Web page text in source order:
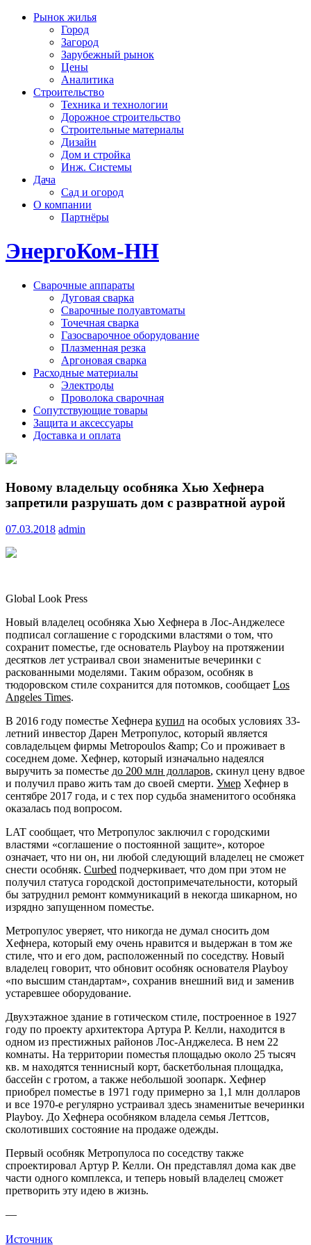
Рынок жилья
Город
Загород
Зарубежный рынок
Цены
Аналитика
Строительство
Техника и технологии
Дорожное строительство
Строительные материалы
Дизайн
Дом и стройка
Инж. Системы
Дача
Сад и огород
О компании
Партнёры
ЭнергоКом-НН
Сварочные аппараты
Дуговая сварка
Сварочные полуавтоматы
Точечная сварка
Газосварочное оборудование
Плазменная резка
Аргоновая сварка
Расходные материалы
Электроды
Проволока сварочная
Сопутствующие товары
Защита и аксессуары
Доставка и оплата
Новому владельцу особняка Хью Хефнера
запретили разрушать дом с развратной аурой
07.03.2018 admin
Global Look Press
Новый владелец особняка Хью Хефнера в Лос-Анджелесе
подписал соглашение с городскими властями о том, что
сохранит поместье, где основатель Playboy на протяжении
десятков лет устраивал свои знаменитые вечеринки с
раскованными моделями. Таким образом, особняк в
тюдоровском стиле сохранится для потомков, сообщает Los
Angeles Times.
В 2016 году поместье Хефнера купил на особых условиях 33-
летний инвестор Дарен Метропулос, который является
совладельцем фирмы Metropoulos &amp; Co и проживает в
соседнем доме. Хефнер, который изначально надеялся
выручить за поместье до 200 млн долларов, скинул цену вдвое
и получил право жить там до своей смерти. Умер Хефнер в
сентябре 2017 года, и с тех пор судьба знаменитого особняка
оказалась под вопросом.
LAT сообщает, что Метропулос заключил с городскими
властями «соглашение о постоянной защите», которое
означает, что ни он, ни любой следующий владелец не сможет
снести особняк. Curbed подчеркивает, что дом при этом не
получил статуса городской достопримечательности, который
бы затруднил ремонт коммуникаций в некогда шикарном, но
изрядно запущенном поместье.
Метропулос уверяет, что никогда не думал сносить дом
Хефнера, который ему очень нравится и выдержан в том же
стиле, что и его дом, расположенный по соседству. Новый
владелец говорит, что обновит особняк основателя Playboy
«по высшим стандартам», сохранив внешний вид и заменив
устаревшее оборудование.
Двухэтажное здание в готическом стиле, построенное в 1927
году по проекту архитектора Артура Р. Келли, находится в
одном из престижных районов Лос-Анджелеса. В нем 22
комнаты. На территории поместья площадью около 25 тысяч
кв. м находятся теннисный корт, баскетбольная площадка,
бассейн с гротом, а также небольшой зоопарк. Хефнер
приобрел поместье в 1971 году примерно за 1,1 млн долларов
и все 1970-е регулярно устраивал здесь знаменитые вечеринки
Playboy. До Хефнера особняком владела семья Леттсов,
сколотивших состояние на продаже одежды.
Первый особняк Метропулоса по соседству также
спроектировал Артур Р. Келли. Он представлял дома как две
части одного комплекса, и теперь новый владелец сможет
претворить эту идею в жизнь.
—
Источник